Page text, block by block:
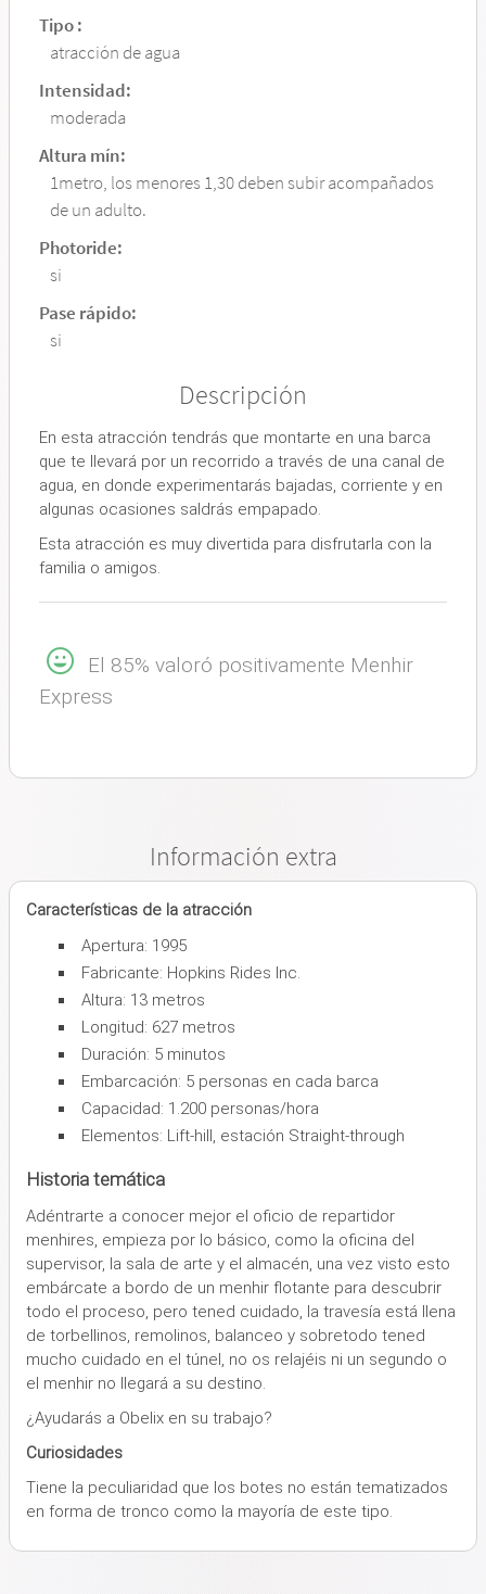
Tipo :
atracción de agua
Intensidad:
moderada
Altura mín:
1metro, los menores 1,30 deben subir acompañados
de un adulto.
Photoride:
si
Pase rápido:
si
Descripción
En esta atracción tendrás que montarte en una barca
que te llevará por un recorrido a través de una canal de
agua, en donde experimentarás bajadas, corriente y en
algunas ocasiones saldrás empapado.
Esta atracción es muy divertida para disfrutarla con la
familia o amigos.
El 85% valoró positivamente Menhir
Express
Información extra
Características de la atracción
Apertura: 1995
Fabricante: Hopkins Rides Inc.
Altura: 13 metros
Longitud: 627 metros
Duración: 5 minutos
Embarcación: 5 personas en cada barca
Capacidad: 1.200 personas/hora
Elementos: Lift-hill, estación Straight-through
Historia temática
Adéntrarte a conocer mejor el oficio de repartidor
menhires, empieza por lo básico, como la oficina del
supervisor, la sala de arte y el almacén, una vez visto esto
embárcate a bordo de un menhir flotante para descubrir
todo el proceso, pero tened cuidado, la travesía está llena
de torbellinos, remolinos, balanceo y sobretodo tened
mucho cuidado en el túnel, no os relajéis ni un segundo o
el menhir no llegará a su destino.
¿Ayudarás a Obelix en su trabajo?
Curiosidades
Tiene la peculiaridad que los botes no están tematizados
en forma de tronco como la mayoría de este tipo.